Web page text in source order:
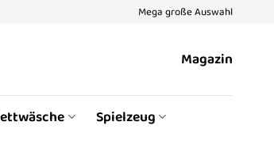
Mega große Auswahl
Magazin
Spielzeug